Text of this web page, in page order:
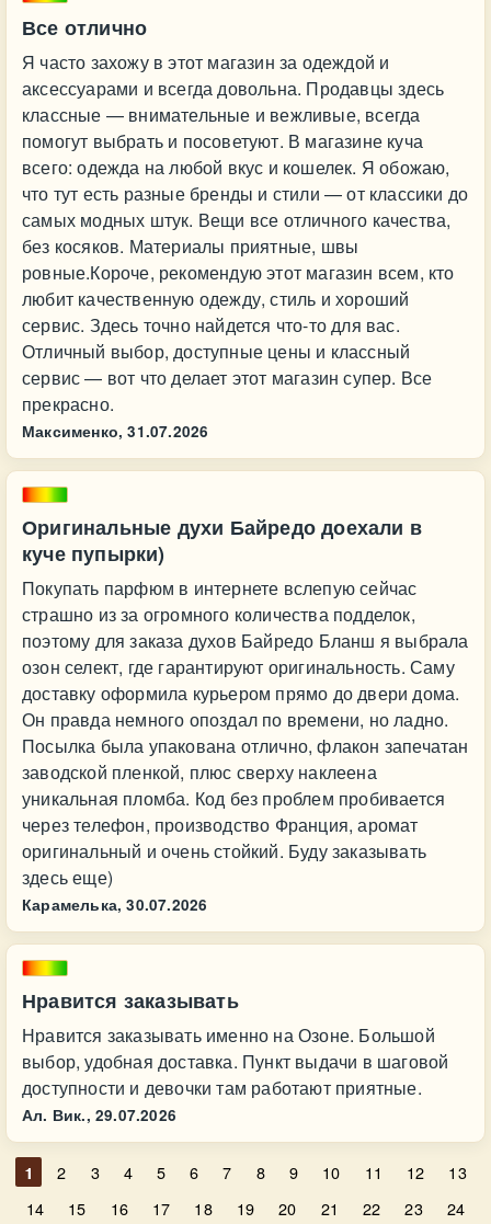
Все отлично
Я часто захожу в этот магазин за одеждой и
аксессуарами и всегда довольна. Продавцы здесь
классные — внимательные и вежливые, всегда
помогут выбрать и посоветуют. В магазине куча
всего: одежда на любой вкус и кошелек. Я обожаю,
что тут есть разные бренды и стили — от классики до
самых модных штук. Вещи все отличного качества,
без косяков. Материалы приятные, швы
ровные.Короче, рекомендую этот магазин всем, кто
любит качественную одежду, стиль и хороший
сервис. Здесь точно найдется что-то для вас.
Отличный выбор, доступные цены и классный
сервис — вот что делает этот магазин супер. Все
прекрасно.
Максименко, 31.07.2026
Оригинальные духи Байредо доехали в
куче пупырки)
Покупать парфюм в интернете вслепую сейчас
страшно из за огромного количества подделок,
поэтому для заказа духов Байредо Бланш я выбрала
озон селект, где гарантируют оригинальность. Саму
доставку оформила курьером прямо до двери дома.
Он правда немного опоздал по времени, но ладно.
Посылка была упакована отлично, флакон запечатан
заводской пленкой, плюс сверху наклеена
уникальная пломба. Код без проблем пробивается
через телефон, производство Франция, аромат
оригинальный и очень стойкий. Буду заказывать
здесь еще)
Карамелька, 30.07.2026
Нравится заказывать
Нравится заказывать именно на Озоне. Большой
выбор, удобная доставка. Пункт выдачи в шаговой
доступности и девочки там работают приятные.
Ал. Вик., 29.07.2026
1 2 3 4 5 6 7 8 9 10 11 12
13
14
15 16 17 18 19 20 21 22 23
24